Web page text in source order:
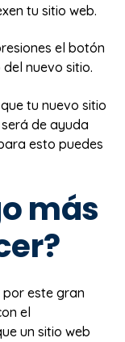
tu sitio web.
el botón
nuevo sitio.
tu nuevo sitio
de ayuda
esto puedes
más
este gran
el
un sitio web